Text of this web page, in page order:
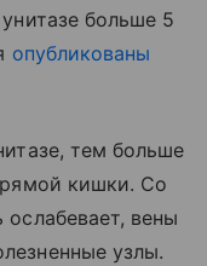
больше 5
опубликованы
тем больше
кишки. Со
вены
узлы.